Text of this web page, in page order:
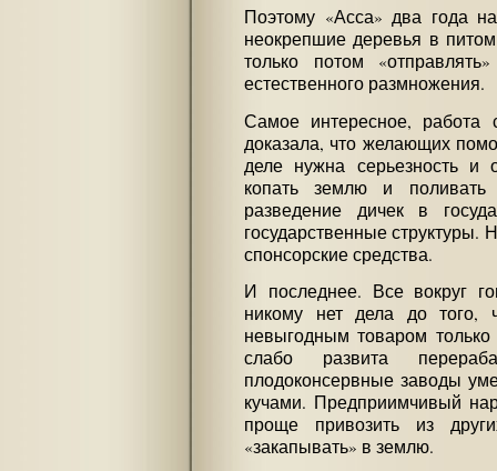
Поэтому «Асса» два года
неокрепшие деревья в
только потом
естественного размножения.
Самое интересное, работа
доказала, что желающих
деле нужна серьезность и
копать землю и поливать
разведение дичек в
государственные
спонсорские средства.
И последнее. Все вокруг
никому нет дела до того,
невыгодным товаром
слабо развита
плодоконсервные заводы
кучами. Предприимчивый
проще привозить из
«закапывать» в землю.